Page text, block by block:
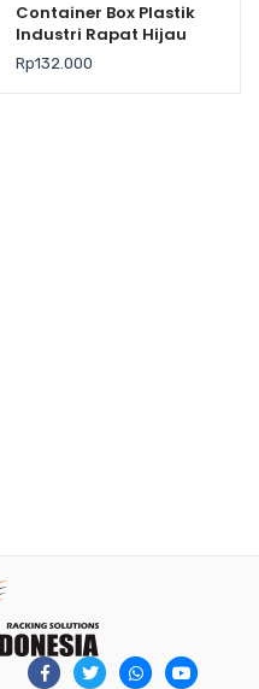
Container Box Plastik
Industri Rapat Hijau
Murah YTH-19B Medium
Grade Ukuran 61x41x24
Rp132.000